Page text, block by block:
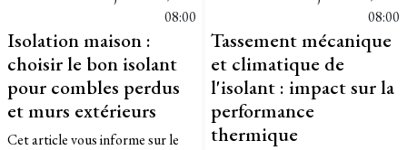
08:00
Isolation maison :
choisir le bon isolant
pour combles perdus
et murs extérieurs
Cet article vous informe sur le
08:00
Tassement mécanique
et climatique de
l'isolant : impact sur la
performance
thermique